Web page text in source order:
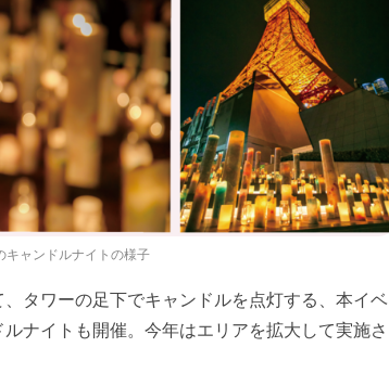
ャンドルナイトの様子
タワーの足下でキャンドルを点灯する、本イベ
ナイトも開催。今年はエリアを拡大して実施さ